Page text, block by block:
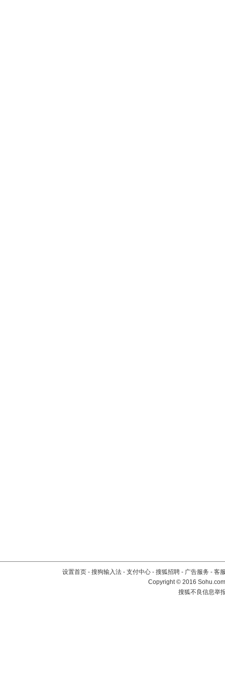
设置首页 - 搜狗输入法 - 支付中心 - 搜狐招聘 - 广告服务 - 客
Copyright©2016
搜狐不良信息举